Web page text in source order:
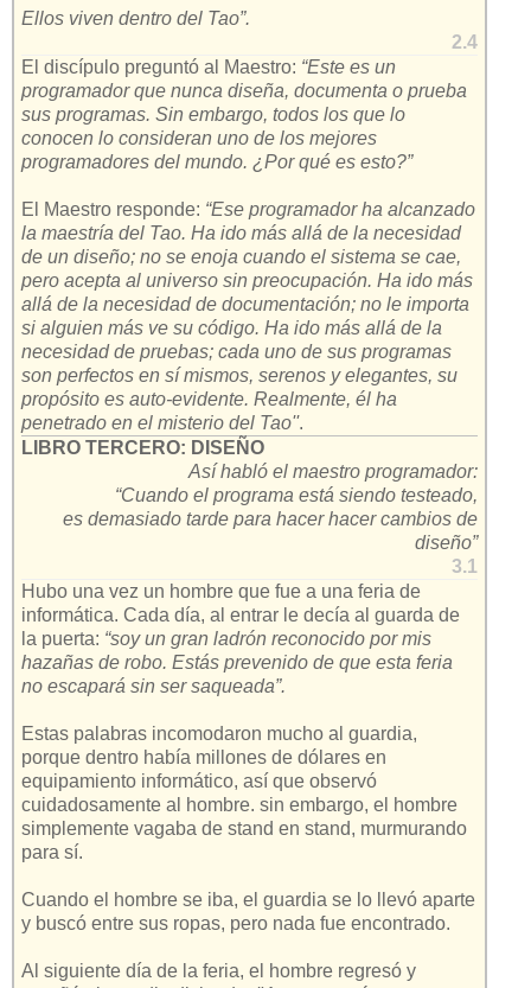
Ellos viven dentro del Tao”.
2.4
El discípulo preguntó al Maestro: “Este es un
programador que nunca diseña, documenta o prueba
sus programas. Sin embargo, todos los que lo
conocen lo consideran uno de los mejores
programadores del mundo. ¿Por qué es esto?”
El Maestro responde: “Ese programador ha alcanzado
la maestría del Tao. Ha ido más allá de la necesidad
de un diseño; no se enoja cuando el sistema se cae,
pero acepta al universo sin preocupación. Ha ido más
allá de la necesidad de documentación; no le importa
si alguien más ve su código. Ha ido más allá de la
necesidad de pruebas; cada uno de sus programas
son perfectos en sí mismos, serenos y elegantes, su
propósito es auto-evidente. Realmente, él ha
penetrado en el misterio del Tao''.
LIBRO TERCERO: DISEÑO
Así habló el maestro programador:
“Cuando el programa está siendo testeado,
es demasiado tarde para hacer hacer cambios de
diseño”
3.1
Hubo una vez un hombre que fue a una feria de
informática. Cada día, al entrar le decía al guarda de
la puerta: “soy un gran ladrón reconocido por mis
hazañas de robo. Estás prevenido de que esta feria
no escapará sin ser saqueada”.
Estas palabras incomodaron mucho al guardia,
porque dentro había millones de dólares en
equipamiento informático, así que observó
cuidadosamente al hombre. sin embargo, el hombre
simplemente vagaba de stand en stand, murmurando
para sí.
Cuando el hombre se iba, el guardia se lo llevó aparte
y buscó entre sus ropas, pero nada fue encontrado.
Al siguiente día de la feria, el hombre regresó y